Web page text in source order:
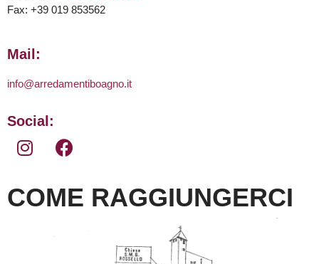
Fax: +39 019 853562
Mail:
info@arredamentiboagno.it
Social:
COME RAGGIUNGERCI